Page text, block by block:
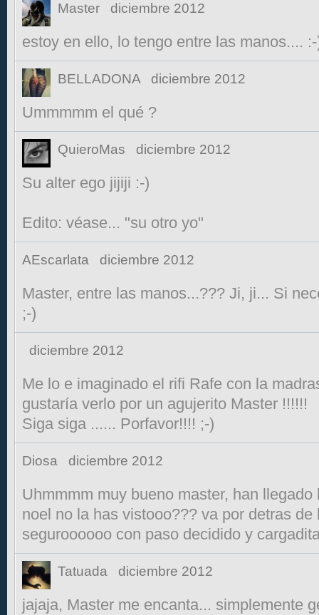
Master diciembre 2012
estoy en ello, lo tengo entre las manos....
BELLADONA diciembre 2012
Ummmmm el qué ?
QuieroMas diciembre 2012
Su alter ego jijiji :-)
Edito: véase... "su otro yo"
AEscarlata diciembre 2012
Master, entre las manos...??? Ji, ji... Si
;-)
diciembre 2012
Me lo e imaginado el rifi Rafe con la
gustaría verlo por un agujerito Master !!!!!!
Siga siga ...... Porfavor!!!! ;-)
Diosa diciembre 2012
Uhmmmm muy bueno master, han
noel no la has vistooo??? va por detras de
seguroooooo con paso decidido y
Tatuada diciembre 2012
jajaja, Master me encanta... simplemente